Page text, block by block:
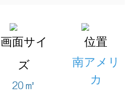
画面サイ
ズ
20㎡
位置
南アメリ
カ